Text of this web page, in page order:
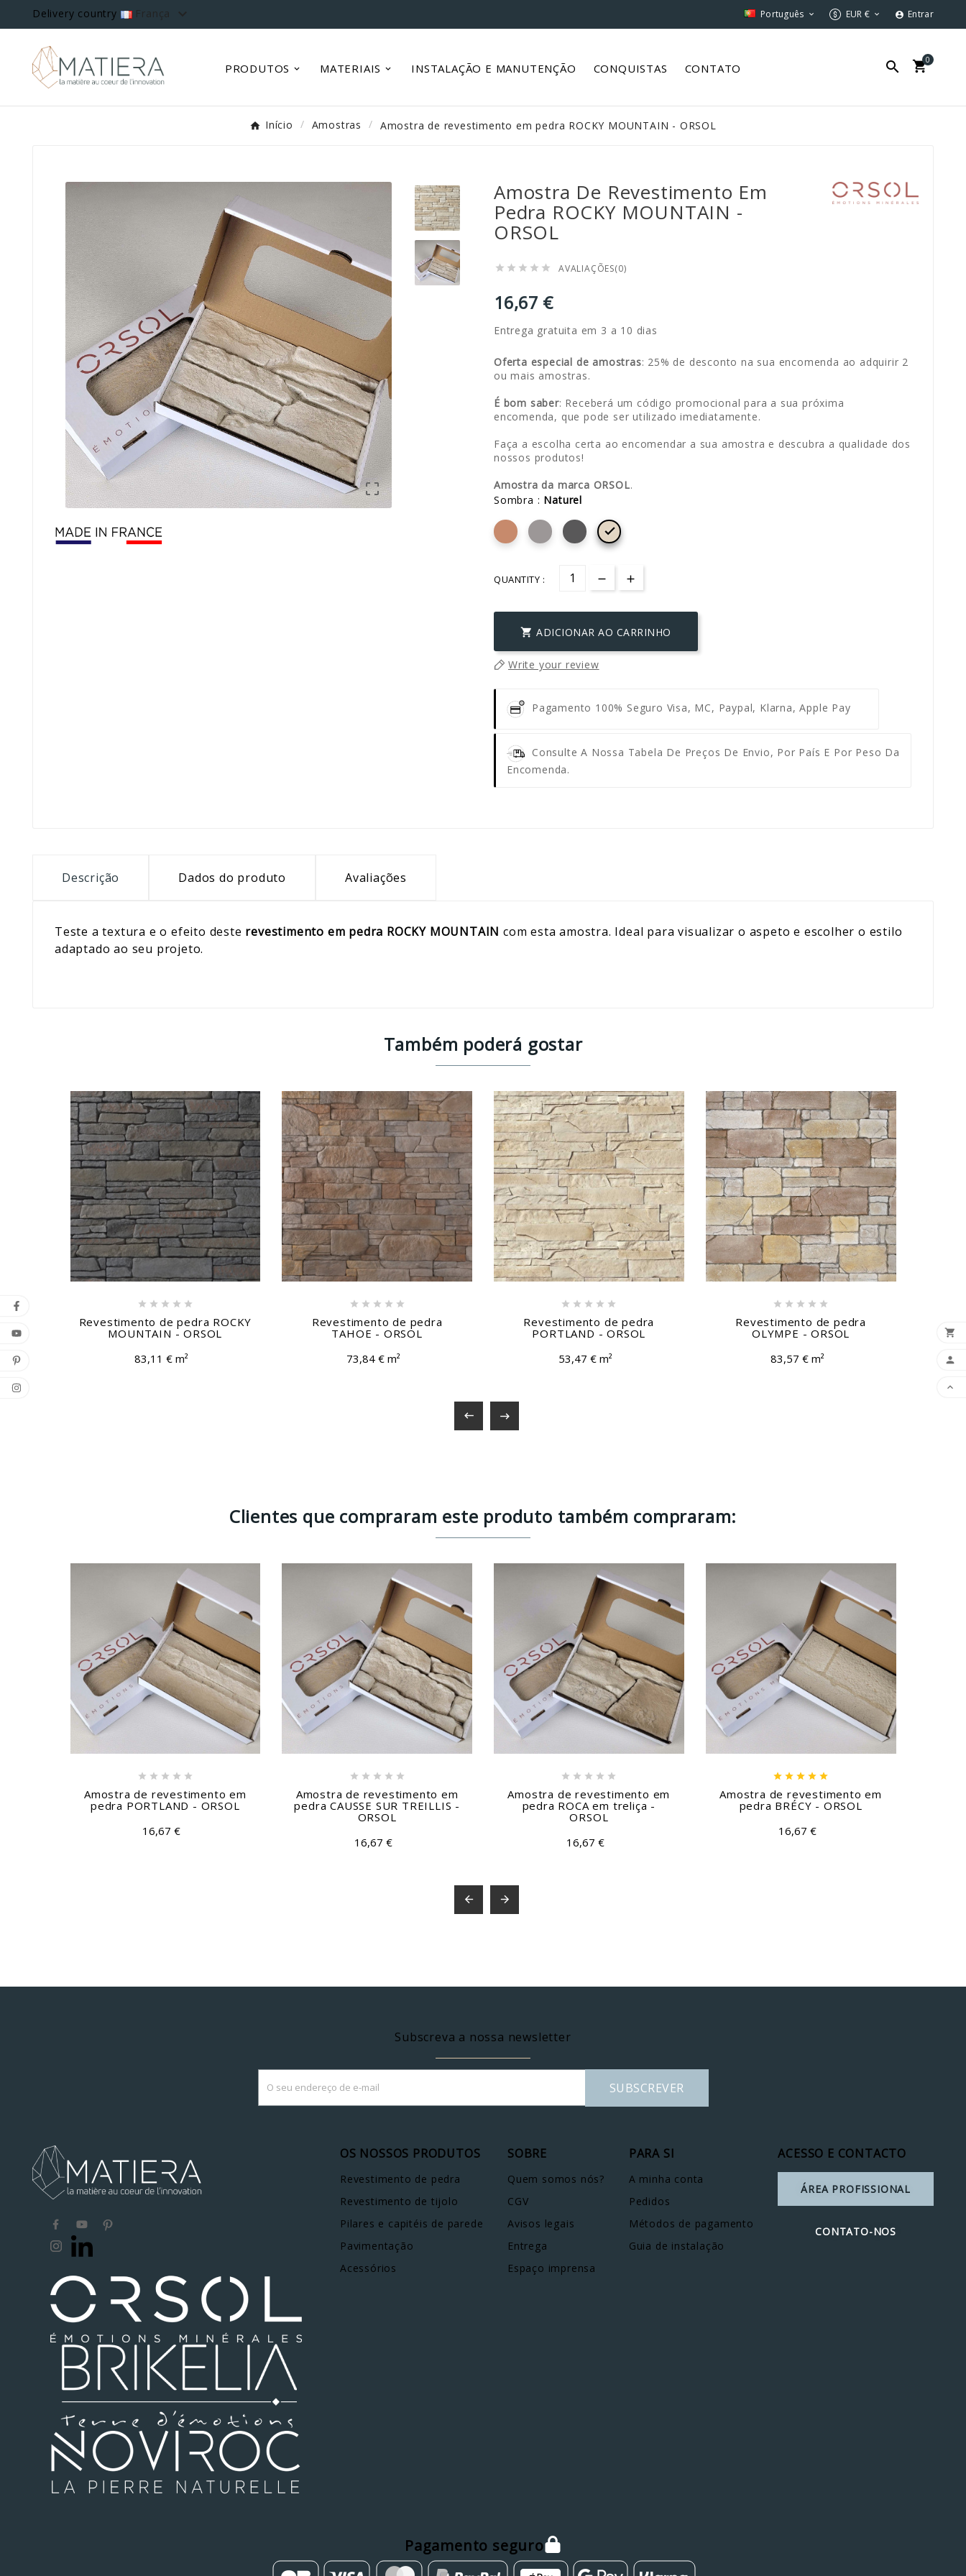
Delivery country França  Português  EUR €   Entrar
PRODUTOS MATERIAIS INSTALAÇÃO E MANUTENÇÃO CONQUISTAS CONTATO  0
Início Amostras Amostra de revestimento em pedra ROCKY MOUNTAIN - ORSOL

Amostra De Revestimento Em
Pedra ROCKY MOUNTAIN -
ORSOL
     AVALIAÇÕES(0)
16,67 €
Entrega gratuita em 3 a 10 dias
Oferta especial de amostras: 25% de desconto na sua encomenda ao adquirir 2
ou mais amostras.
É bom saber: Receberá um código promocional para a sua próxima
encomenda, que pode ser utilizado imediatamente.
Faça a escolha certa ao encomendar a sua amostra e descubra a qualidade dos
nossos produtos!
Amostra da marca ORSOL.
Sombra : Naturel

QUANTITY :
 ADICIONAR AO CARRINHO
Write your review
Pagamento 100% Seguro Visa, MC, Paypal, Klarna, Apple Pay
Consulte A Nossa Tabela De Preços De Envio, Por País E Por Peso Da
Encomenda.
Descrição Dados do produto Avaliações
Teste a textura e o efeito deste revestimento em pedra ROCKY MOUNTAIN com esta amostra. Ideal para visualizar o aspeto e escolher o estilo
adaptado ao seu projeto.
Também poderá gostar
    
Revestimento de pedra ROCKY
MOUNTAIN - ORSOL
83,11 € m²
    
Revestimento de pedra
TAHOE - ORSOL
73,84 € m²
    
Revestimento de pedra
PORTLAND - ORSOL
53,47 € m²
    
Revestimento de pedra
OLYMPE - ORSOL
83,57 € m²
 
Clientes que compraram este produto também compraram:
    
Amostra de revestimento em
pedra PORTLAND - ORSOL
16,67 €
    
Amostra de revestimento em
pedra CAUSSE SUR TREILLIS -
ORSOL
16,67 €

    
Amostra de revestimento em
pedra ROCA em treliça -
ORSOL
16,67 €
    
Amostra de revestimento em
pedra BRÉCY - ORSOL
16,67 €
 
Subscreva a nossa newsletter
SUBSCREVER
OS NOSSOS PRODUTOS
Revestimento de pedra
Revestimento de tijolo
Pilares e capitéis de parede
Pavimentação
Acessórios
SOBRE
Quem somos nós?
CGV
Avisos legais
Entrega
Espaço imprensa
PARA SI
A minha conta
Pedidos
Métodos de pagamento
Guia de instalação
ACESSO E CONTACTO
ÁREA PROFISSIONAL
CONTATO-NOS
Pagamento seguro


